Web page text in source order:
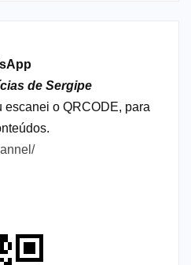
de Sergipe
o QRCODE, para